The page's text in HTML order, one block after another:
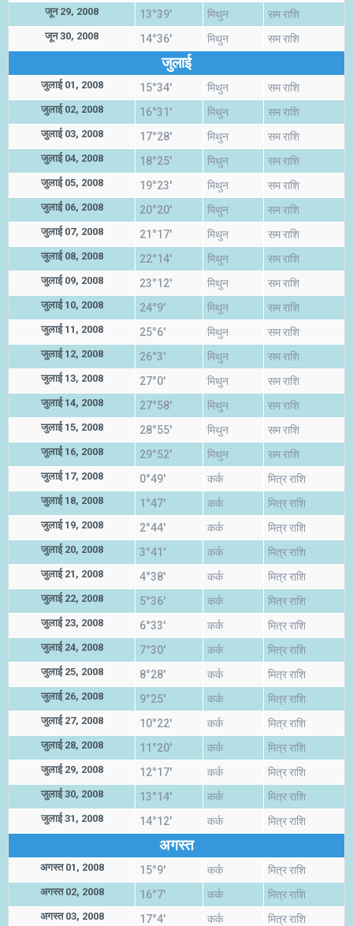
जून 29, 2008 13°39' मिथुन सम राशि
जून 30, 2008 14°36' मिथुन सम राशि
जुलाई
जुलाई 01, 2008 15°34' मिथुन सम राशि
जुलाई 02, 2008 16°31' मिथुन सम राशि
जुलाई 03, 2008 17°28' मिथुन सम राशि
जुलाई 04, 2008 18°25' मिथुन सम राशि
जुलाई 05, 2008 19°23' मिथुन सम राशि
जुलाई 06, 2008 20°20' मिथुन सम राशि
जुलाई 07, 2008 21°17' मिथुन सम राशि
जुलाई 08, 2008 22°14' मिथुन सम राशि
जुलाई 09, 2008 23°12' मिथुन सम राशि
जुलाई 10, 2008 24°9' मिथुन सम राशि
जुलाई 11, 2008 25°6' मिथुन सम राशि
जुलाई 12, 2008 26°3' मिथुन सम राशि
जुलाई 13, 2008 27°0' मिथुन सम राशि
जुलाई 14, 2008 27°58' मिथुन सम राशि
जुलाई 15, 2008 28°55' मिथुन सम राशि
जुलाई 16, 2008 29°52' मिथुन सम राशि
जुलाई 17, 2008 0°49' कर्क मित्र राशि
जुलाई 18, 2008 1°47' कर्क मित्र राशि
जुलाई 19, 2008 2°44' कर्क मित्र राशि
जुलाई 20, 2008 3°41' कर्क मित्र राशि
जुलाई 21, 2008 4°38' कर्क मित्र राशि
जुलाई 22, 2008 5°36' कर्क मित्र राशि
जुलाई 23, 2008 6°33' कर्क मित्र राशि
जुलाई 24, 2008 7°30' कर्क मित्र राशि
जुलाई 25, 2008 8°28' कर्क मित्र राशि
जुलाई 26, 2008 9°25' कर्क मित्र राशि
जुलाई 27, 2008 10°22' कर्क मित्र राशि
जुलाई 28, 2008 11°20' कर्क मित्र राशि
जुलाई 29, 2008 12°17' कर्क मित्र राशि
जुलाई 30, 2008 13°14' कर्क मित्र राशि
जुलाई 31, 2008 14°12' कर्क मित्र राशि
अगस्त
अगस्त 01, 2008 15°9' कर्क मित्र राशि
अगस्त 02, 2008 16°7' कर्क मित्र राशि
अगस्त 03, 2008 17°4' कर्क मित्र राशि